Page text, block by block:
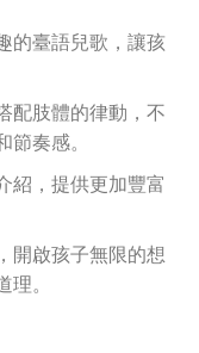
的臺語兒歌，讓孩
配肢體的律動，不
節奏感。
紹，提供更加豐富
開啟孩子無限的想
理。